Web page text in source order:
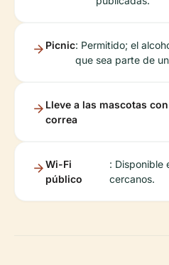
Picnic: Permitido; el
que sea parte de
Lleve a las mascotas con
correa
Wi-Fi
público
: Disponible
cercanos.